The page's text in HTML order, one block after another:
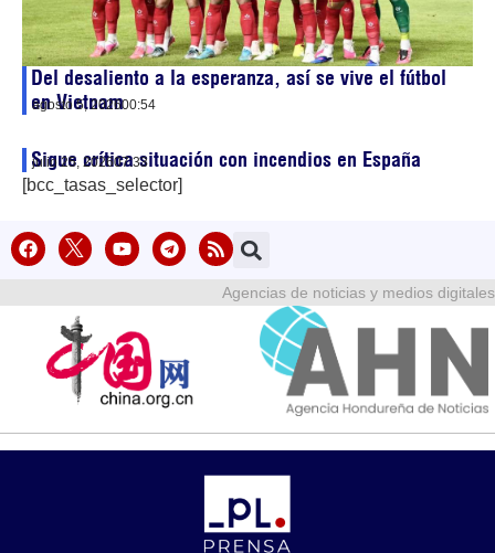
Del desaliento a la esperanza, así se vive el fútbol
en Vietnam
agosto 5, 202600:54
Sigue crítica situación con incendios en España
julio 25, 202607:33
[bcc_tasas_selector]
Agencias de noticias y medios digitales